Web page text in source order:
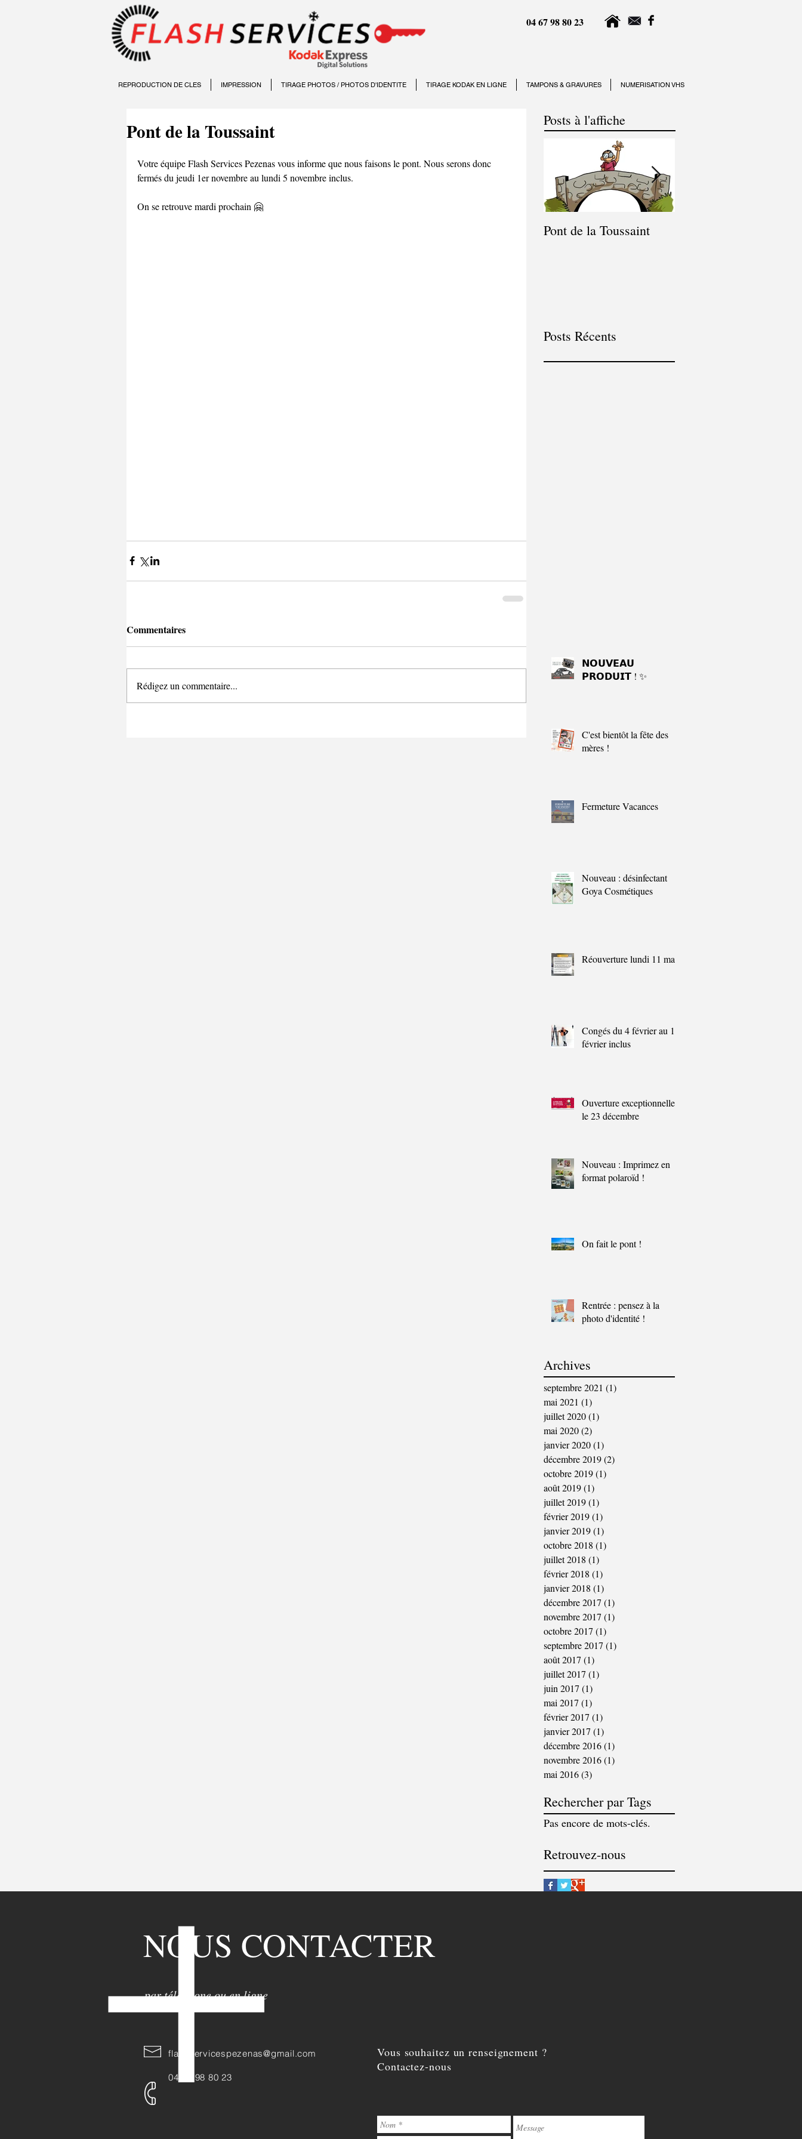
04 67 98 80 23
REPRODUCTION DE CLES IMPRESSION TIRAGE PHOTOS / PHOTOS D'IDENTITE TIRAGE KODAK EN LIGNE TAMPONS & GRAVURES NUMERISATION VHS
Pont de la Toussaint
Votre équipe Flash Services Pezenas vous informe que nous faisons le pont. Nous serons donc
fermés du jeudi 1er novembre au lundi 5 novembre inclus.
On se retrouve mardi prochain 🤗
Commentaires
Rédigez un commentaire...
Posts à l'affiche
Pont de la Toussaint
Posts Récents
𝗡𝗢𝗨𝗩𝗘𝗔𝗨
𝗣𝗥𝗢𝗗𝗨𝗜𝗧 ! ✨
C'est bientôt la fête des
mères !
Fermeture Vacances
Nouveau : désinfectant
Goya Cosmétiques
Réouverture lundi 11 mai
Congés du 4 février au 11
février inclus
Ouverture exceptionnelle
le 23 décembre
Nouveau : Imprimez en
format polaroïd !
On fait le pont !
Rentrée : pensez à la
photo d'identité !
Archives
septembre 2021 (1)
mai 2021 (1)
juillet 2020(1)
mai 2020(2)
janvier 2020(1)
décembre 2019(2)
octobre 2019(1)
août 2019(1)
juillet 2019(1)
février 2019(1)
janvier 2019(1)
octobre 2018 (1)
juillet 2018 (1)
février 2018 (1)
janvier 2018 (1)
décembre 2017 (1)
novembre 2017 (1)
octobre 2017 (1)
septembre 2017 (1)
août 2017 (1)
juillet 2017 (1)
juin 2017 (1)
mai 2017 (1)
février 2017 (1)
janvier 2017 (1)
décembre 2016(1)
novembre 2016(1)
mai 2016(3)
Rechercher par Tags
Pas encore de mots-clés.
Retrouvez-nous
NOUS CONTACTER
par téléphone ou en ligne
flashservicespezenas@gmail.com
04 67 98 80 23
Vous souhaitez un renseignement ?
Contactez-nous